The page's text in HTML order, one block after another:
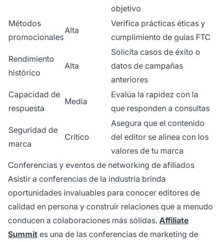
objetivo
Métodos
promocionales
Alta
Verifica prácticas éticas y
cumplimiento de guías FTC
Rendimiento
histórico
Alta
Solicita casos de éxito o
datos de campañas
anteriores
Capacidad de
respuesta
Media
Evalúa la rapidez con la
que responden a consultas
Seguridad de
marca
Crítico
Asegura que el contenido
del editor se alinea con los
valores de tu marca
Conferencias y eventos de networking de afiliados
Asistir a conferencias de la industria brinda
oportunidades invaluables para conocer editores de
calidad en persona y construir relaciones que a menudo
conducen a colaboraciones más sólidas. Affiliate
Summit es una de las conferencias de marketing de